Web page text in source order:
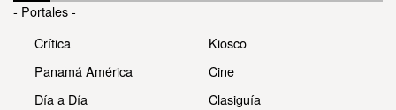
- Portales -
Crítica
Panamá América
Día a Día
Kiosco
Cine
Clasiguía